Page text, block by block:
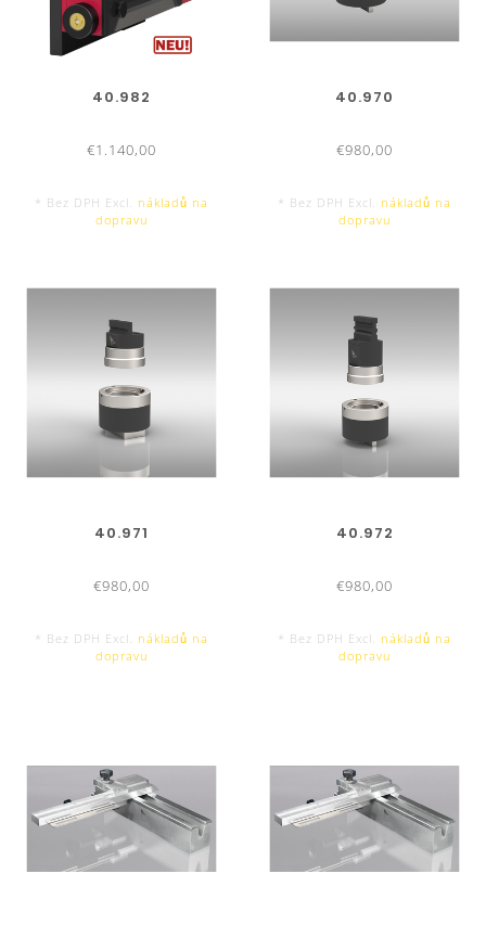
40.982
€1.140,00
* Bez DPH Excl. nákladů na
dopravu
40.970
€980,00
* Bez DPH Excl. nákladů na
dopravu
40.971
€980,00
* Bez DPH Excl. nákladů na
dopravu
40.972
€980,00
* Bez DPH Excl. nákladů na
dopravu